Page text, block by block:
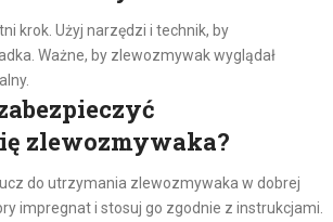
krok. Użyj narzędzi i technik, by
Ważne, by zlewozmywak wyglądał
zlewozmywaka?
do utrzymania zlewozmywaka w dobrej
impregnat i stosuj go zgodnie z instrukcjami.